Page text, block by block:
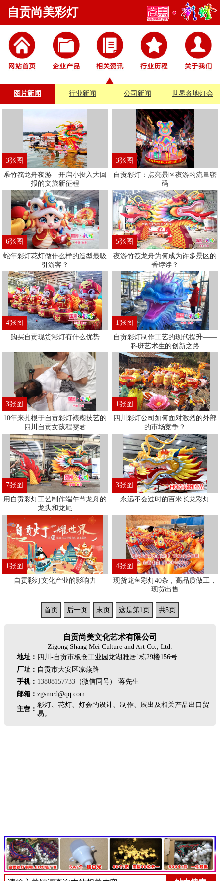
自贡尚美彩灯
图片新闻 行业新闻 公司新闻 世界各地灯会
乘竹筏龙舟夜游，开启小投入大回
报的文旅新征程
3张图
自贡彩灯：点亮景区夜游的流量密
码
3张图
蛇年彩灯花灯做什么样的造型最吸
引游客？
6张图
夜游竹筏龙舟为何成为许多景区的
香饽饽？
5张图
购买自贡现货彩灯有什么优势
4张图
自贡彩灯制作工艺的现代提升——
科班艺术生的创新之路
1张图
10年来扎根于自贡彩灯裱糊技艺的
四川自贡女孩程雯君
3张图
四川彩灯公司如何面对激烈的外部
的市场竞争？
1张图
用自贡彩灯工艺制作端午节龙舟的
龙头和龙尾
7张图
永远不会过时的百米长龙彩灯
3张图
自贡彩灯文化产业的影响力
1张图
现货龙鱼彩灯40条，高品质做工，
现货出售
4张图
首页 后一页 末页 这是第1页 共5页
自贡尚美文化艺术有限公司
Zigong Shang Mei Culture and Art Co., Ltd.
地址： 四川-自贡市板仓工业园龙湖雅居1栋29楼156号
厂址： 自贡市大安区凉燕路
手机： 13808157733（微信同号） 蒋先生
邮箱： zgsmcd@qq.com
主营：
彩灯、花灯、灯会的设计、制作、展出及相关产品出口贸
易。